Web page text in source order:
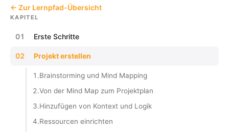
← Zur Lernpfad-Übersicht
KAPITEL
01 Erste Schritte
02 Projekt erstellen
1.Brainstorming und Mind Mapping
2.Von der Mind Map zum Projektplan
3.Hinzufügen von Kontext und Logik
4.Ressourcen einrichten